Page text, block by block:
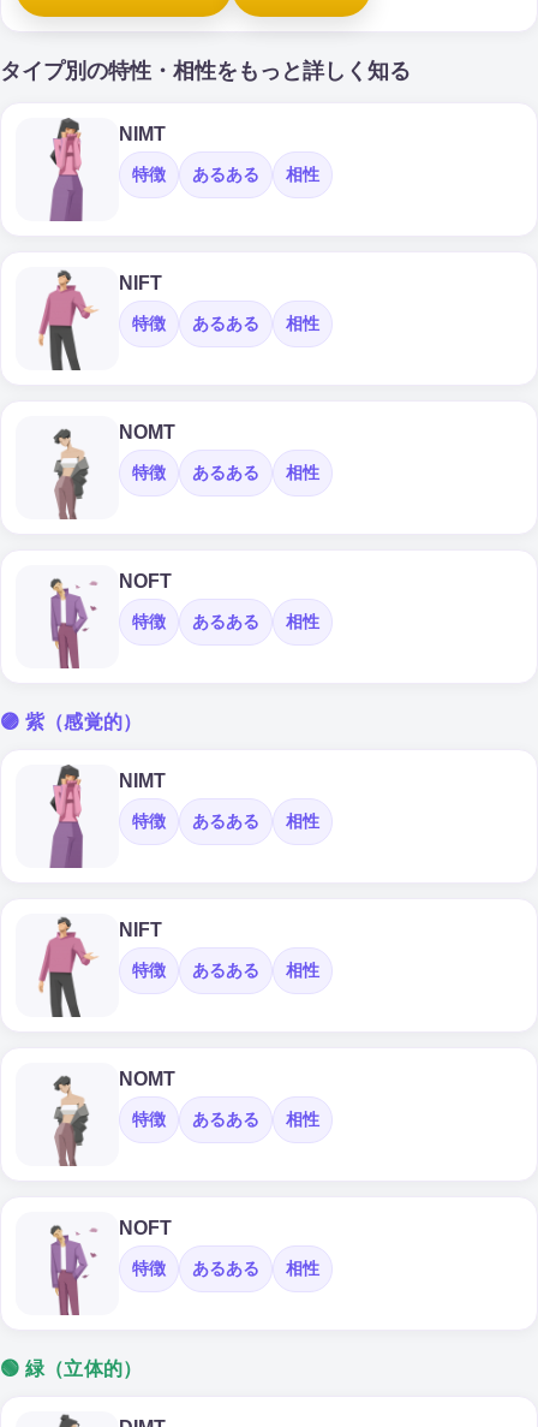
タイプ別の特性・相性をもっと詳しく知る
NIMT
特徴 あるある 相性
NIFT
特徴 あるある 相性
NOMT
特徴 あるある 相性
NOFT
特徴 あるある 相性
🟣 紫（感覚的）
NIMT
特徴 あるある 相性
NIFT
特徴 あるある 相性
NOMT
特徴 あるある 相性
NOFT
特徴 あるある 相性
🟢 緑（立体的）